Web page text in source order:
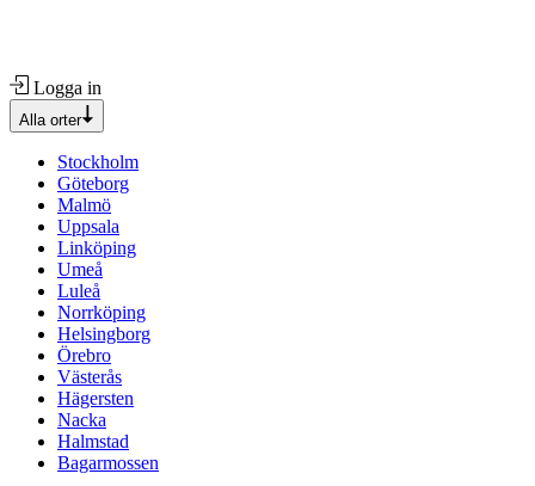
Logga in
Alla orter
Stockholm
Göteborg
Malmö
Uppsala
Linköping
Umeå
Luleå
Norrköping
Helsingborg
Örebro
Västerås
Hägersten
Nacka
Halmstad
Bagarmossen